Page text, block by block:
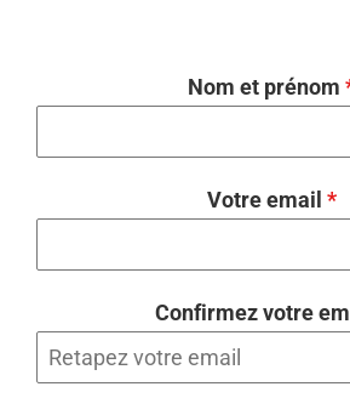
Nom et prénom
Votre email *
Confirmez votre